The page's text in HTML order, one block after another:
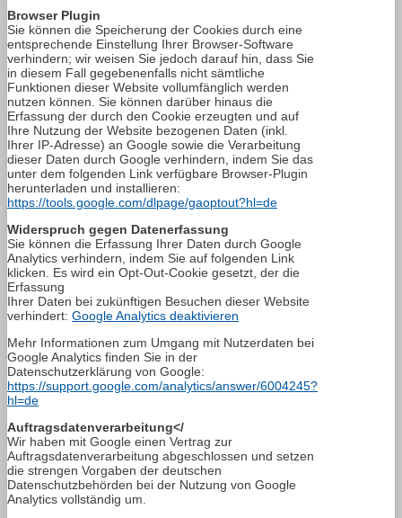
Browser Plugin
Sie können die Speicherung der Cookies durch eine
entsprechende Einstellung Ihrer Browser-Software
verhindern; wir weisen Sie jedoch darauf hin, dass Sie
in diesem Fall gegebenenfalls nicht sämtliche
Funktionen dieser Website vollumfänglich werden
nutzen können. Sie können darüber hinaus die
Erfassung der durch den Cookie erzeugten und auf
Ihre Nutzung der Website bezogenen Daten (inkl.
Ihrer IP-Adresse) an Google sowie die Verarbeitung
dieser Daten durch Google verhindern, indem Sie das
unter dem folgenden Link verfügbare Browser-Plugin
herunterladen und installieren:
https://tools.google.com/dlpage/gaoptout?hl=de
Widerspruch gegen Datenerfassung
Sie können die Erfassung Ihrer Daten durch Google
Analytics verhindern, indem Sie auf folgenden Link
klicken. Es wird ein Opt-Out-Cookie gesetzt, der die
Erfassung
Ihrer Daten bei zukünftigen Besuchen dieser Website
verhindert: Google Analytics deaktivieren
Mehr Informationen zum Umgang mit Nutzerdaten bei
Google Analytics finden Sie in der
Datenschutzerklärung von Google:
https://support.google.com/analytics/answer/6004245?
hl=de
Auftragsdatenverarbeitung</
Wir haben mit Google einen Vertrag zur
Auftragsdatenverarbeitung abgeschlossen und setzen
die strengen Vorgaben der deutschen
Datenschutzbehörden bei der Nutzung von Google
Analytics vollständig um.